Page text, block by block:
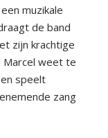
muzikale
de band
zijn krachtige
Marcel weet te
speelt
zang